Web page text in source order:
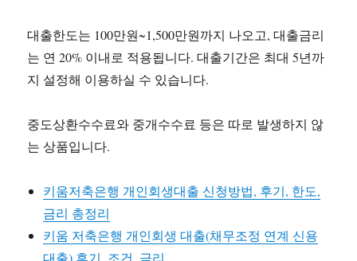
대출한도는 100만원~1,500만원까지 나오고, 대출금리
는 연 20% 이내로 적용됩니다. 대출기간은 최대 5년까
지 설정해 이용하실 수 있습니다.
중도상환수수료와 중개수수료 등은 따로 발생하지 않
는 상품입니다.
키움저축은행 개인회생대출 신청방법, 후기, 한도,
금리 총정리
키움 저축은행 개인회생 대출(채무조정 연계 신용
대출) 후기, 조건, 금리